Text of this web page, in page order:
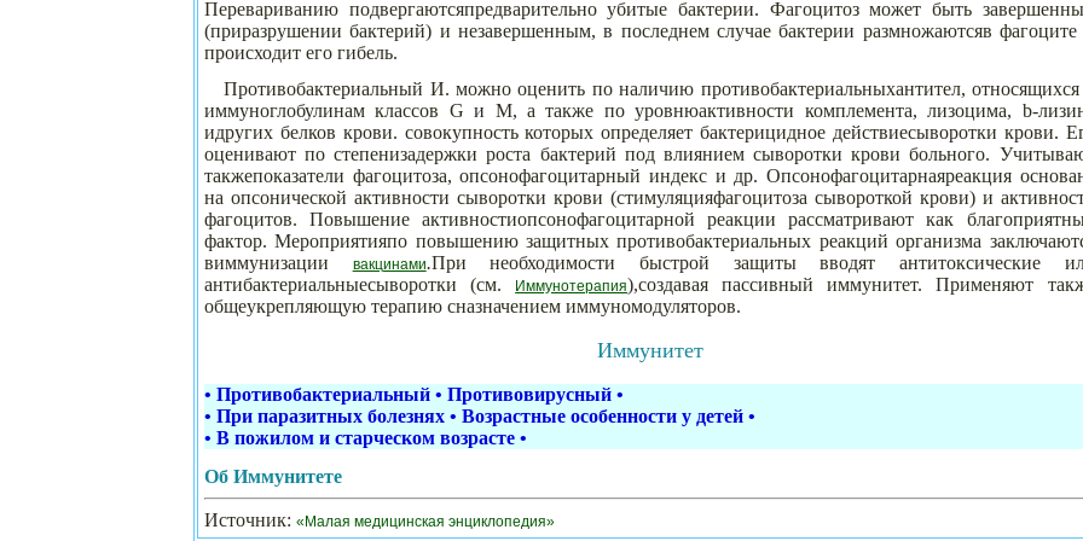
Перевариванию подвергаютсяпредварительно убитые бактерии. Фагоцитоз может быть
(приразрушении бактерий) и незавершенным, в последнем случае бактерии размножаютсяв
происходит его гибель.
Противобактериальный И. можно оценить по наличию противобактериальныхантител,
иммуноглобулинам классов G и М, а также по уровнюактивности комплемента, лизоцима, b-
идругих белков крови. совокупность которых определяет бактерицидное действиесыворотки крови.
оценивают по степенизадержки роста бактерий под влиянием сыворотки крови больного.
такжепоказатели фагоцитоза, опсонофагоцитарный индекс и др. Опсонофагоцитарнаяреакция
на опсонической активности сыворотки крови (стимуляцияфагоцитоза сывороткой крови) и
фагоцитов. Повышение активностиопсонофагоцитарной реакции рассматривают как
фактор. Мероприятияпо повышению защитных противобактериальных реакций организма
виммунизации
вакцинами.При необходимости быстрой защиты вводят антитоксические
антибактериальныесыворотки (см.
Иммунотерапия),создавая пассивный иммунитет. Применяют
общеукрепляющую терапию сназначением иммуномодуляторов.
Иммунитет
• Противобактериальный • Противовирусный •
• При паразитных болезнях • Возрастные особенности у детей •
• В пожилом и старческом возрасте •
Об Иммунитете
Источник: «Малая медицинская энциклопедия»